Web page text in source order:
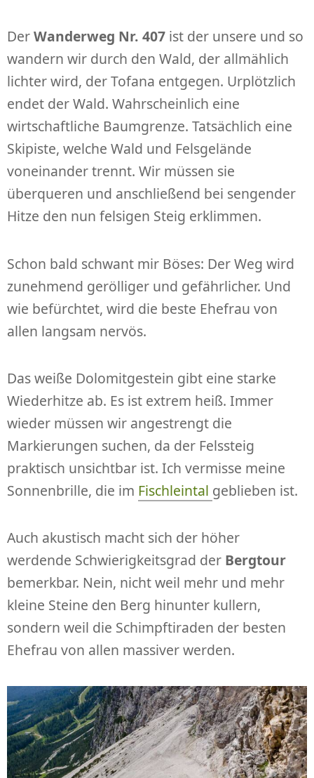
DerWanderweg Nr. 407 ist der unsere und so
wandern wir durch den Wald, der allmählich
lichter wird, der Tofana entgegen. Urplötzlich
endet der Wald. Wahrscheinlich eine
wirtschaftliche Baumgrenze. Tatsächlich eine
Skipiste, welche Wald und Felsgelände
voneinander trennt. Wir müssen sie
überqueren und anschließend bei sengender
Hitze den nun felsigen Steig erklimmen.
Schon bald schwant mir Böses: Der Weg wird
zunehmend gerölliger und gefährlicher. Und
wie befürchtet, wird die beste Ehefrau von
allen langsam nervös.
Das weiße Dolomitgestein gibt eine starke
Wiederhitze ab. Es ist extrem heiß. Immer
wieder müssen wir angestrengt die
Markierungen suchen, da der Felssteig
praktisch unsichtbar ist. Ich vermisse meine
Sonnenbrille, die im Fischleintal geblieben ist.
Auch akustisch macht sich der höher
werdende Schwierigkeitsgrad der Bergtour
bemerkbar. Nein, nicht weil mehr und mehr
kleine Steine den Berg hinunter kullern,
sondern weil die Schimpftiraden der besten
Ehefrau von allen massiver werden.